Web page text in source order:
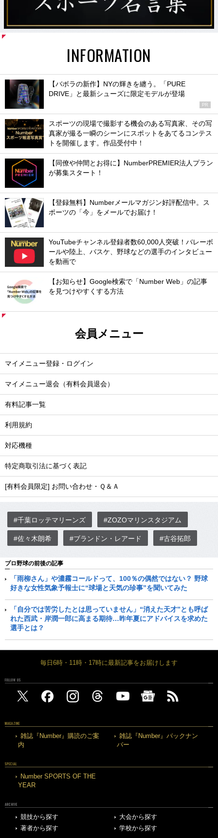
INFORMATION
【バボラの新作】NYの輝きを纏う。「PURE
DRIVE」と最新シューズに限定モデルが登場
PR
スポーツの現場で撮影する機会のある写真家、その写
真家が撮る一瞬のシーンにスポットをあてるコンテス
トを開催します。作品受付中！
【同僚や仲間とお得に】NumberPREMIER法人プラン
が募集スタート！
【登録無料】Numberメールマガジン好評配信中。ス
ポーツの「今」をメールでお届け！
YouTubeチャンネル登録者数60,000人突破！バレーボ
ールや陸上、バスケ、野球などの選手のインタビュー
を動画で
【お知らせ】Google検索で「Number Web」の記事
を見つけやすくする方法
会員メニュー
マイメニュー登録・ログイン
マイメニュー退会（有料会員退会）
有料記事一覧
利用規約
対応機種
特定商取引法に基づく表記
[有料会員限定] お問い合わせ・Ｑ＆Ａ
#千葉ロッテマリーンズ #ZOZOマリンスタジアム
#佐々木朗希 #ブランドン・レアード #古谷拓郎
プロ野球の前後の記事
「雨柳さん」や濃霧コールドって、100％の偶然ではない？ 野球
好きな女性気象予報士に“球場と天気の珍事”を聞いてみた
「自分では苦労したとは思っていません」“消えた天才”とも呼ば
れた西武・岸潤一郎に高まる期待…昨年夏にアドバイスを求めた
選手とは？
毎日6時・11時・17時に最新記事をお届けします
FOLLOW US
MAGAZINE
雑誌『Number』購読のご案
内
雑誌『Number』バックナン
バー
SPECIAL
Number SPORTS OF THE
YEAR
ARCHIVE
競技から探す
大会から探す
著者から探す
学校から探す